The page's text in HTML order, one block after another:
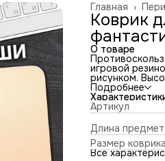
Главная ›
Коврик
О товаре
игровой
рисунком.
оставит
и лучшее
всех типов
тканевая
движениями
из чёрной
маленький,
Подробнее
Артикул
Длина
Размер
Все